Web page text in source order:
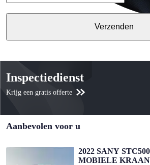
Verzenden
Inspectiedienst
Krijg een gratis offerte
Aanbevolen voor u
2022 SANY
MOBIELE KRAAN